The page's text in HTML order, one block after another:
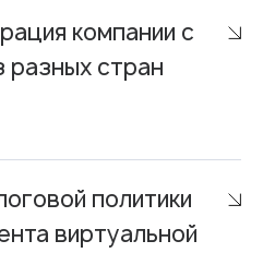
компании с
разных стран
политики
виртуальной